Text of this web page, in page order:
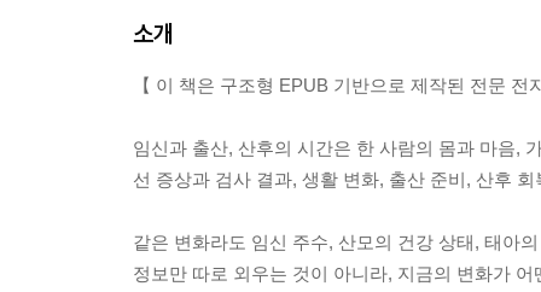
소개
【 이 책은 구조형 EPUB 기반으로 제작된 전문 전
임신과 출산, 산후의 시간은 한 사람의 몸과 마음,
선 증상과 검사 결과, 생활 변화, 출산 준비, 산후
같은 변화라도 임신 주수, 산모의 건강 상태, 태아
정보만 따로 외우는 것이 아니라, 지금의 변화가